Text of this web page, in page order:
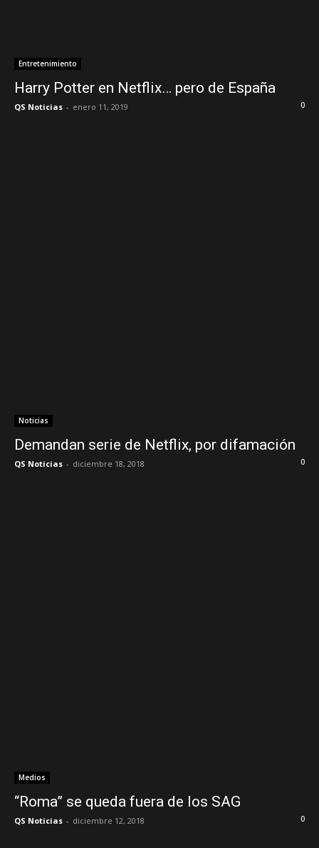
Entretenimiento
Harry Potter en Netflix… pero de España
QS Noticias - enero 11, 2019 0
Noticias
Demandan serie de Netflix, por difamación
QS Noticias - diciembre 18, 2018 0
Medios
“Roma” se queda fuera de los SAG
QS Noticias - diciembre 12, 2018 0